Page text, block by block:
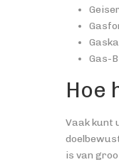
Geiser
Gas-
Hoe
Vaak kunt
is van